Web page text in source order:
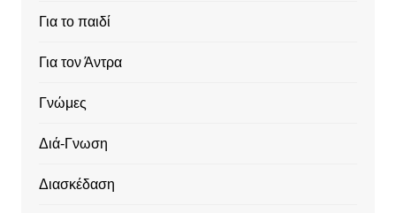
Για το παιδί
Για τον Άντρα
Γνώμες
Διά-Γνωση
Διασκέδαση